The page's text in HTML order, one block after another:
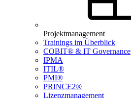
Projektmanagement
Trainings im Überblick
COBIT® & IT Governance
IPMA
ITIL®
PMI®
PRINCE2®
Lizenzmanagement